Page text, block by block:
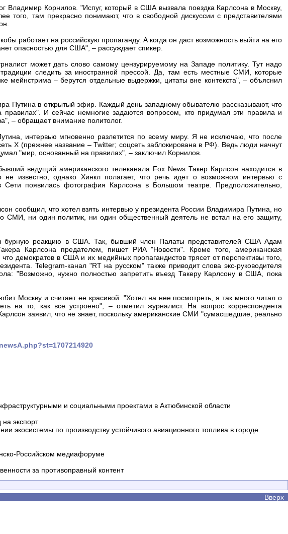
Владимир Корнилов. "Испуг, который в США вызвала поездка Карлсона в Москву,
того, там прекрасно понимают, что в свободной дискуссии с представителями
работает на российскую пропаганду. А когда он даст возможность выйти на его
опасностью для США", – рассуждает спикер.
может дать слово самому цензурируемому на Западе политику. Тут надо
следить за иностранной прессой. Да, там есть местные СМИ, которые
мейнстрима – берутся отдельные выдержки, цитаты вне контекста", – объяснил
Путина в открытый эфир. Каждый день западному обывателю рассказывают, что
И сейчас немногие задаются вопросом, кто придумал эти правила и
– обращает внимание политолог.
интервью мгновенно разлетится по всему миру. Я не исключаю, что после
X (прежнее название – Twitter; соцсеть заблокирована в РФ). Ведь люди начнут
"мир, основанный на правилах", – заключил Корнилов.
ведущий американского телеканала Fox News Такер Карлсон находится в
не известно, однако Хинкл полагает, что речь идет о возможном интервью с
появилась фотография Карлсона в Большом театре. Предположительно,
сообщил, что хотел взять интервью у президента России Владимира Путина, но
СМИ, ни один политик, ни один общественный деятель не встал на его защиту,
бурную реакцию в США. Так, бывший член Палаты представителей США Адам
Карлсона предателем, пишет РИА "Новости". Кроме того, американская
демократов в США и их медийных пропагандистов трясет от перспективы того,
Telegram-канал "RT на русском" также приводит слова экс-руководителя
"Возможно, нужно полностью запретить въезд Такеру Карлсону в США, пока
Москву и считает ее красивой. "Хотел на нее посмотреть, я так много читал о
на то, как все устроено", – отметил журналист. На вопрос корреспондента
заявил, что не знает, поскольку американские СМИ "сумасшедшие, реально
и социальными проектами в Актюбинской области
экспорт
экосистемы по производству устойчивого авиационного топлива в городе
Российском медиафоруме
за противоправный контент
Вверх